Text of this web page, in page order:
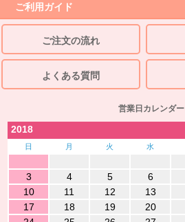
ご利用ガイド
ご注文の流れ
よくある質問
営業日カレンダー
2018
日 月 火 水
3
4 5 6
10
11 12 13
17
18 19 20